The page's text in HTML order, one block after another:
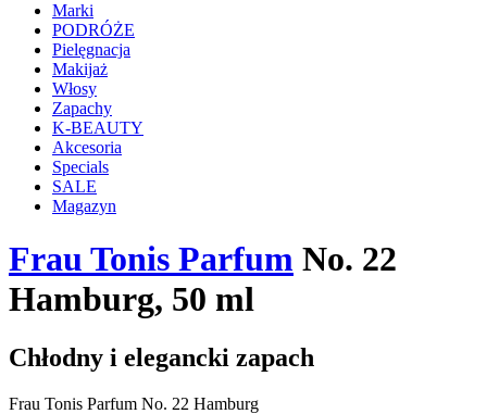
Marki
PODRÓŻE
Pielęgnacja
Makijaż
Włosy
Zapachy
K-BEAUTY
Akcesoria
Specials
SALE
Magazyn
Frau Tonis Parfum No. 22
Hamburg, 50 ml
Chłodny i elegancki zapach
Frau Tonis Parfum No. 22 Hamburg